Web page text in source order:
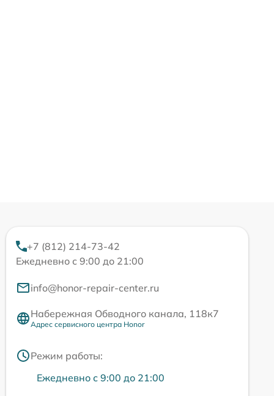
+7 (812) 214-73-42
Ежедневно с 9:00 до 21:00
info@honor-repair-center.ru
Набережная Обводного канала, 118к7
Адрес сервисного центра Honor
Режим работы:
Ежедневно с 9:00 до 21:00